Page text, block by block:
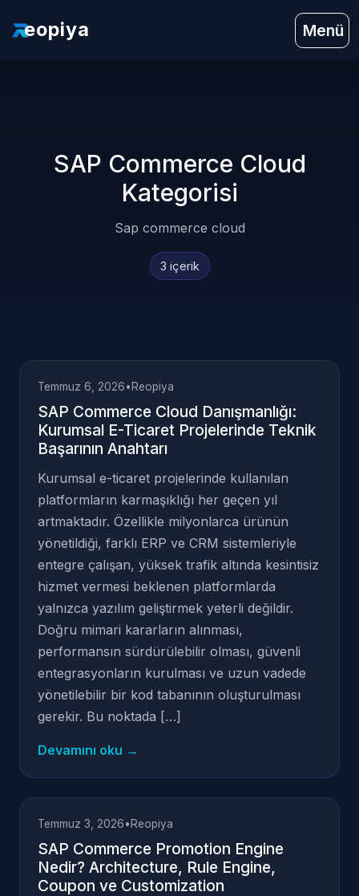
eopiya Menü
SAP Commerce Cloud
Kategorisi
Sap commerce cloud
3 içerik
Temmuz 6, 2026• Reopiya
SAP Commerce Cloud Danışmanlığı:
Kurumsal E-Ticaret Projelerinde Teknik
Başarının Anahtarı
Kurumsal e-ticaret projelerinde kullanılan
platformların karmaşıklığı her geçen yıl
artmaktadır. Özellikle milyonlarca ürünün
yönetildiği, farklı ERP ve CRM sistemleriyle
entegre çalışan, yüksek trafik altında kesintisiz
hizmet vermesi beklenen platformlarda
yalnızca yazılım geliştirmek yeterli değildir.
Doğru mimari kararların alınması,
performansın sürdürülebilir olması, güvenli
entegrasyonların kurulması ve uzun vadede
yönetilebilir bir kod tabanının oluşturulması
gerekir. Bu noktada […]
Devamını oku →
Temmuz 3, 2026• Reopiya
SAP Commerce Promotion Engine
Nedir? Architecture, Rule Engine,
Coupon ve Customization